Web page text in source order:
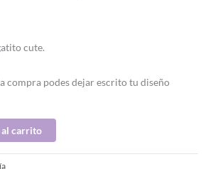
cute.
compra podes dejar escrito tu diseño
carrito